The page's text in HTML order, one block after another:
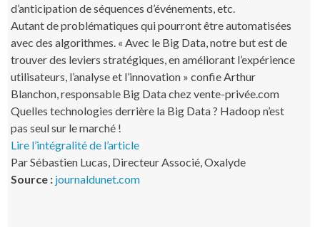
d’anticipation de séquences d’événements, etc.
Autant de problématiques qui pourront être automatisées
avec des algorithmes. « Avec le Big Data, notre but est de
trouver des leviers stratégiques, en améliorant l’expérience
utilisateurs, l’analyse et l’innovation » confie Arthur
Blanchon, responsable Big Data chez vente-privée.com
Quelles technologies derrière la Big Data ? Hadoop n’est
pas seul sur le marché !
Lire l’intégralité de l’article
Par Sébastien Lucas, Directeur Associé, Oxalyde
Source : journaldunet.com